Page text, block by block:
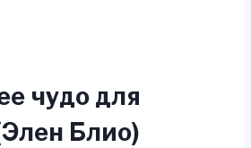
чудо для
Блио)